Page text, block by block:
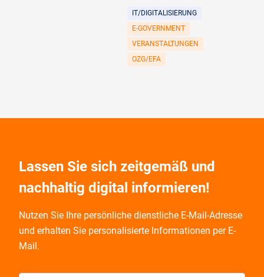
IT/DIGITALISIERUNG
E-GOVERNMENT
VERANSTALTUNGEN
OZG/EFA
Lassen Sie sich zeitgemäß und
nachhaltig digital informieren!
Nutzen Sie Ihre persönliche dienstliche E-Mail-Adresse
und erhalten Sie personalisierte Informationen per E-
Mail.